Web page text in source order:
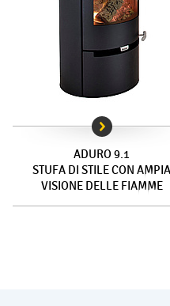
ADURO 9.1
STUFA DI STILE CON AMPIA
VISIONE DELLE FIAMME